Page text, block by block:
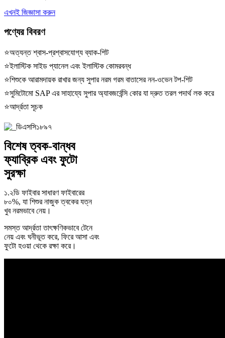
এখনই জিজ্ঞাসা করুন
পণ্যের বিবরণ
⭐অত্যন্ত শ্বাস-প্রশ্বাসযোগ্য ব্যাক-শিট
⭐ইলাস্টিক সাইড প্যানেল এবং ইলাস্টিক কোমরবন্ধ
⭐শিশুকে আরামদায়ক রাখার জন্য সুপার নরম গরম বাতাসের নন-ওভেন টপ-শিট
⭐সুমিটোমো SAP এর সাহায্যে সুপার অ্যাবজর্বেন্সি কোর যা দ্রুত তরল পদার্থ লক করে
⭐আর্দ্রতা সূচক
বিশেষ ত্বক-বান্ধব
ফ্যাব্রিক এবং ফুটো
সুরক্ষা
১.২ডি ফাইবার সাধারণ ফাইবারের
৮০%, যা শিশুর নাজুক ত্বকের যত্ন
খুব নরমভাবে নেয়।
সমস্ত আর্দ্রতা তাৎক্ষণিকভাবে টেনে
নেয় এবং ঘনীভূত করে, ফিরে আসা এবং
ফুটো হওয়া থেকে রক্ষা করে।